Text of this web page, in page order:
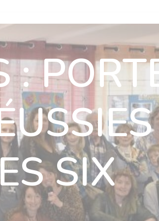
soutiennent Contact
SIX